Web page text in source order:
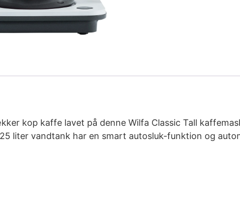
kop kaffe lavet på denne Wilfa Classic Tall
liter vandtank har en smart autosluk-funktion og